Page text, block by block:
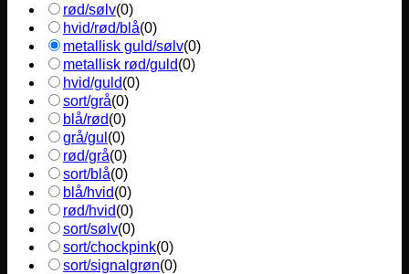
rød/sølv(0)
hvid/rød/blå(0)
metallisk guld/sølv(0)
metallisk rød/guld(0)
hvid/guld(0)
sort/grå(0)
blå/rød(0)
grå/gul (0)
rød/grå(0)
sort/blå(0)
blå/hvid(0)
rød/hvid(0)
sort/sølv(0)
sort/chockpink(0)
sort/signalgrøn(0)